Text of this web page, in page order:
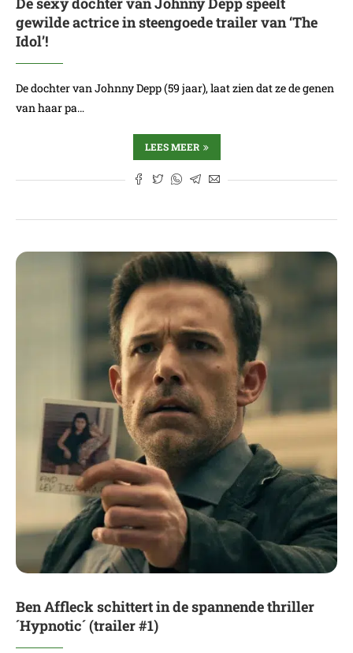
gewilde actrice in steengoede trailer van ‘The
Idol’!
De dochter van Johnny Depp (59 jaar), laat zien dat ze de genen
van haar pa…
LEES MEER
Ben Affleck schittert in de spannende thriller
´Hypnotic´ (trailer #1)